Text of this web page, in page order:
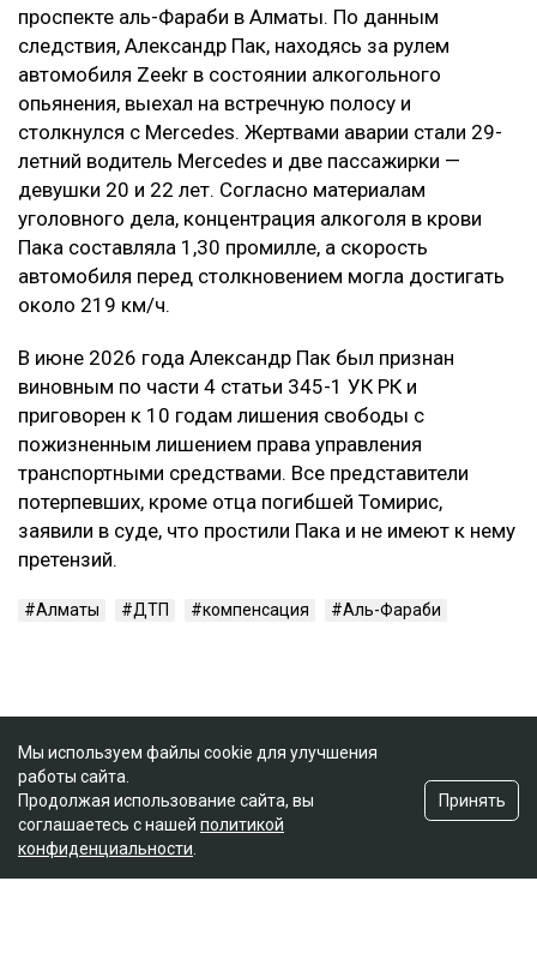
проспекте аль-Фараби в Алматы. По данным
следствия, Александр Пак, находясь за рулем
автомобиля Zeekr в состоянии алкогольного
опьянения, выехал на встречную полосу и
столкнулся с Mercedes. Жертвами аварии стали 29-
летний водитель Mercedes и две пассажирки —
девушки 20 и 22 лет. Согласно материалам
уголовного дела, концентрация алкоголя в крови
Пака составляла 1,30 промилле, а скорость
автомобиля перед столкновением могла достигать
около 219 км/ч.
В июне 2026 года Александр Пак был признан
виновным по части 4 статьи 345-1 УК РК и
приговорен к 10 годам лишения свободы с
пожизненным лишением права управления
транспортными средствами. Все представители
потерпевших, кроме отца погибшей Томирис,
заявили в суде, что простили Пака и не имеют к нему
претензий.
Алматы ДТП компенсация Аль-Фараби
Мы используем файлы cookie для улучшения
работы сайта.
Продолжая использование сайта, вы
соглашаетесь с нашей политикой
конфиденциальности
Принять